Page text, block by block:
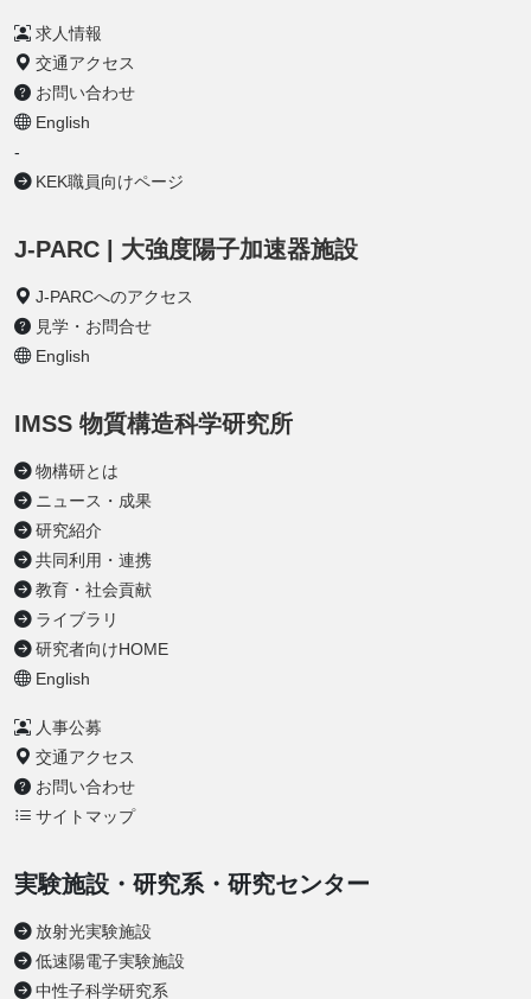
求人情報
交通アクセス
お問い合わせ
English
-
KEK職員向けページ
J-PARC | 大強度陽子加速器施設
J-PARCへのアクセス
見学・お問合せ
English
IMSS 物質構造科学研究所
物構研とは
ニュース・成果
研究紹介
共同利用・連携
教育・社会貢献
ライブラリ
研究者向けHOME
English
人事公募
交通アクセス
お問い合わせ
サイトマップ
実験施設・研究系・研究センター
放射光実験施設
低速陽電子実験施設
中性子科学研究系